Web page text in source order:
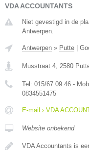
VDA ACCOUNTANTS
Niet gevestigd in de
Antwerpen.
Antwerpen » Putte |
Musstraat 4 2580
Tel: 015/67.09.46 -
0834551475
E-mail › VDA
Website onbekend
VDA Accountants is